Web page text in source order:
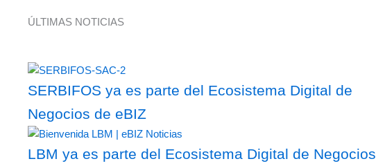
ÚLTIMAS NOTICIAS
SERBIFOS ya es parte del Ecosistema Digital de
Negocios de eBIZ
LBM ya es parte del Ecosistema Digital de Negocios